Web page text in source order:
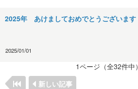
2025年 あけましておめでとうございます
2025/01/01
1ページ（全32件中）
新しい記事